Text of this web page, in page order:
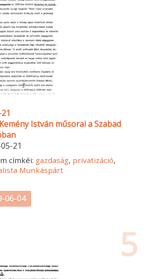
Kemény István műsorai a Szabad
21
címkéi: gazdaság, privatizáció,
Munkáspárt
06-04
5